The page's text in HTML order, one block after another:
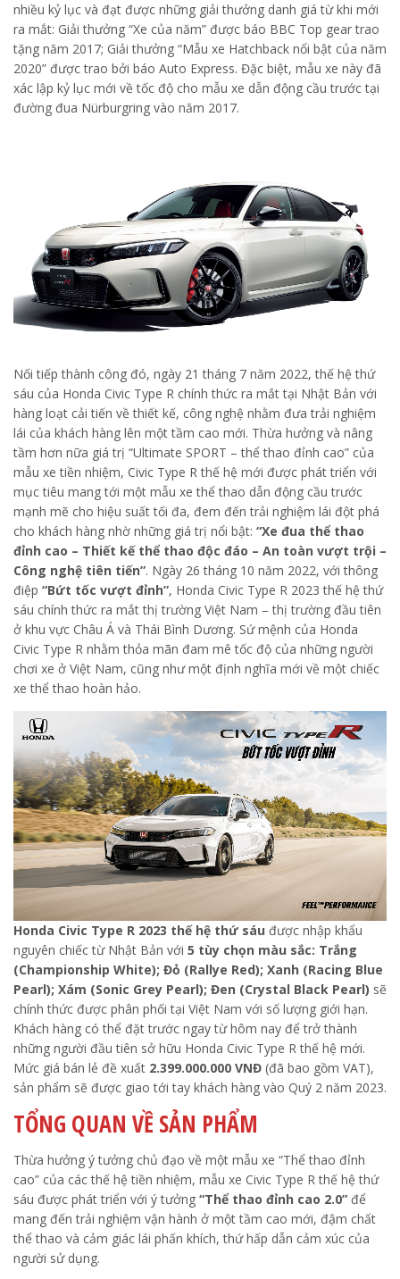
nhiều kỷ lục và đạt được những giải thưởng danh giá từ khi mới
ra mắt: Giải thưởng “Xe của năm” được báo BBC Top gear trao
tặng năm 2017; Giải thưởng “Mẫu xe Hatchback nổi bật của năm
2020” được trao bởi báo Auto Express. Đặc biệt, mẫu xe này đã
xác lập kỷ lục mới về tốc độ cho mẫu xe dẫn động cầu trước tại
đường đua Nürburgring vào năm 2017.
Nối tiếp thành công đó, ngày 21 tháng 7 năm 2022, thế hệ thứ
sáu của Honda Civic Type R chính thức ra mắt tại Nhật Bản với
hàng loạt cải tiến về thiết kế, công nghệ nhằm đưa trải nghiệm
lái của khách hàng lên một tầm cao mới. Thừa hưởng và nâng
tầm hơn nữa giá trị “Ultimate SPORT – thể thao đỉnh cao” của
mẫu xe tiền nhiệm, Civic Type R thế hệ mới được phát triển với
mục tiêu mang tới một mẫu xe thể thao dẫn động cầu trước
mạnh mẽ cho hiệu suất tối đa, đem đến trải nghiệm lái đột phá
cho khách hàng nhờ những giá trị nổi bật: “Xe đua thể thao
đỉnh cao – Thiết kế thể thao độc đáo – An toàn vượt trội –
Công nghệ tiên tiến”. Ngày 26 tháng 10 năm 2022, với thông
điệp “Bứt tốc vượt đỉnh”, Honda Civic Type R 2023 thế hệ thứ
sáu chính thức ra mắt thị trường Việt Nam – thị trường đầu tiên
ở khu vực Châu Á và Thái Bình Dương. Sứ mệnh của Honda
Civic Type R nhằm thỏa mãn đam mê tốc độ của những người
chơi xe ở Việt Nam, cũng như một định nghĩa mới về một chiếc
xe thể thao hoàn hảo.
Honda Civic Type R 2023 thế hệ thứ sáu được nhập khẩu
nguyên chiếc từ Nhật Bản với 5 tùy chọn màu sắc: Trắng
(Championship White); Đỏ (Rallye Red); Xanh (Racing Blue
Pearl); Xám (Sonic Grey Pearl); Đen (Crystal Black Pearl) sẽ
chính thức được phân phối tại Việt Nam với số lượng giới hạn.
Khách hàng có thể đặt trước ngay từ hôm nay để trở thành
những người đầu tiên sở hữu Honda Civic Type R thế hệ mới.
Mức giá bán lẻ đề xuất 2.399.000.000 VNĐ (đã bao gồm VAT),
sản phẩm sẽ được giao tới tay khách hàng vào Quý 2 năm 2023.
TỔNG QUAN VỀ SẢN PHẨM
Thừa hưởng ý tưởng chủ đạo về một mẫu xe “Thể thao đỉnh
cao” của các thế hệ tiền nhiệm, mẫu xe Civic Type R thế hệ thứ
sáu được phát triển với ý tưởng “Thể thao đỉnh cao 2.0” để
mang đến trải nghiệm vận hành ở một tầm cao mới, đậm chất
thể thao và cảm giác lái phấn khích, thứ hấp dẫn cảm xúc của
người sử dụng.